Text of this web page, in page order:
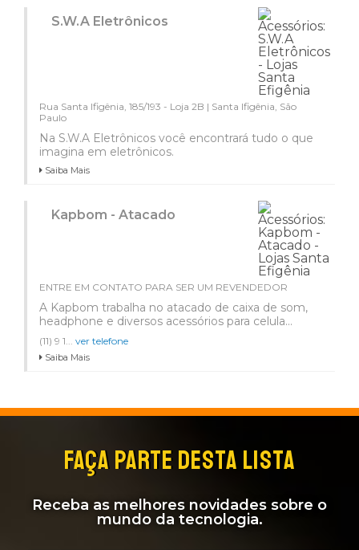
S.W.A Eletrônicos
Rua Santa Ifigênia, 185/193 - Loja 2B | Santa Ifigênia, São
Paulo
Na S.W.A Eletrônicos você encontrará tudo o que
imagina em eletrônicos.
Saiba Mais
Kapbom - Atacado
ENTRE EM CONTATO PARA SER UM REVENDEDOR
A Kapbom trabalha no atacado de caixa de som,
headphone e diversos acessórios para celula...
(11) 9 1... ver telefone
Saiba Mais
FAÇA PARTE DESTA LISTA
Receba as melhores novidades sobre o
mundo da tecnologia.